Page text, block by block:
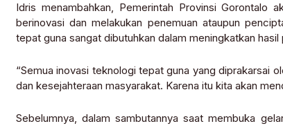
Idris menambahkan, Pemerintah Provinsi Gorontalo
berinovasi dan melakukan penemuan ataupun
tepat guna sangat dibutuhkan dalam meningkatkan
“Semua inovasi teknologi tepat guna yang diprakarsai
dan kesejahteraan masyarakat. Karena itu kita akan
Sebelumnya, dalam sambutannya saat membuka